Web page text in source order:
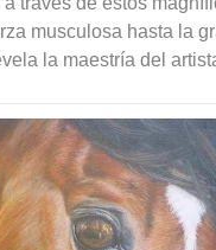
musculosa hasta la
la maestría del